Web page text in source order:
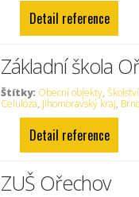
Detail reference
Základní škola
Štítky: Obecní objekty,Školství
Celulóza, Jihomoravský kraj,
Detail reference
ZUŠ Ořechov